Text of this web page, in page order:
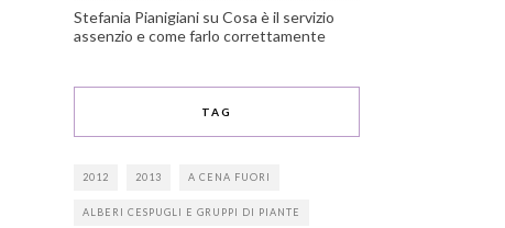
Stefania Pianigiani su Cosa è il servizio
assenzio e come farlo correttamente
TAG
2012 2013 A CENA FUORI
ALBERI CESPUGLI E GRUPPI DI PIANTE